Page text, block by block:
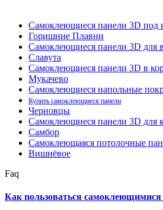
Самоклеющиеся панели 3D под
Горишние Плавни
Самоклеющиеся панели 3D для
Славута
Самоклеющиеся панели 3D в
Мукачево
Самоклеющиеся напольные
Купить самоклеющиеся панели
Черновцы
Самоклеющиеся панели 3D для
Самбор
Самоклеющаяся потолочные
Вишнёвое
Faq
Как пользоваться